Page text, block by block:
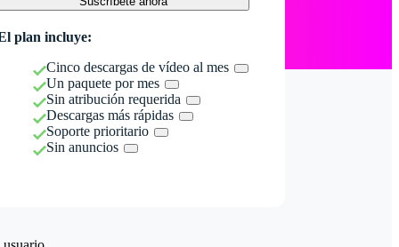
plan incluye:
Cinco descargas de vídeo al mes
Un paquete por mes
Sin atribución requerida
Descargas más rápidas
Soporte prioritario
Sin anuncios